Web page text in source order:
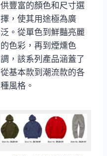
供豐富的顏色和尺寸選
擇，使其用途極為廣
泛。從單色到鮮豔亮麗
的色彩，再到煙燻色
調，該系列產品涵蓋了
從基本款到潮流款的各
種風格。